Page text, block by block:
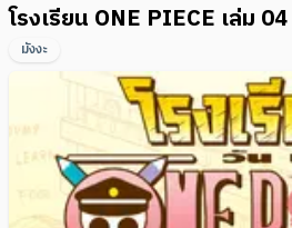
โรงเรียน ONE PIECE เล่ม 04
มังงะ